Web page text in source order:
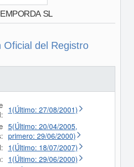
SL
del Registro
1(Último: 27/08/2001)
5(Último: 20/04/2005,
primero: 29/06/2000)
1(Último: 18/07/2007)
1(Último: 29/06/2000)